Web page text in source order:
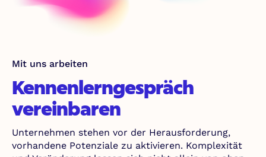
Mit uns arbeiten
Kennenlerngespräch
vereinbaren
Unternehmen stehen vor der Herausforderung,
vorhandene Potenziale zu aktivieren. Komplexität